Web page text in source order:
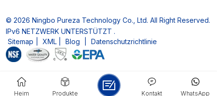
© 2026 Ningbo Pureza Technology Co., Ltd. All Right Reserved.
IPv6 NETZWERK UNTERSTÜTZT .
Sitemap
XML Blog Datenschutzrichtlinie
Heim Produkte WhatsApp
Kontakt